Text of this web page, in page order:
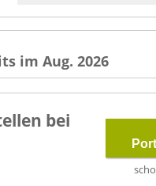
im Aug. 2026
bei